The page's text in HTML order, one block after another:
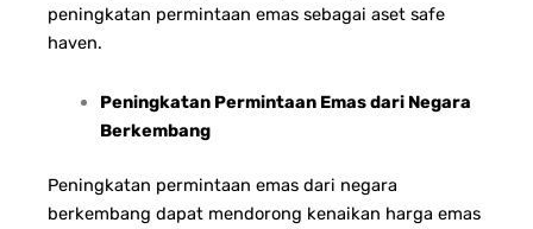
peningkatan permintaan emas sebagai aset safe
haven.
Peningkatan Permintaan Emas dari Negara
Berkembang
Peningkatan permintaan emas dari negara
berkembang dapat mendorong kenaikan harga emas